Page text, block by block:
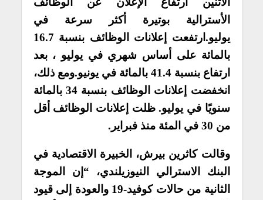
الأسترالية بوتيرة أكثر سرعة في
يوليو.
ارتفعت إعلانات الوظائف بنسبة 16.7
بالمائة على أساس شهري في يوليو ، بعد
ارتفاع بنسبة 41.4 بالمائة في يونيو.
ومع ذلك،
انخفضت إعلانات الوظائف بنسبة 34 بالمائة
سنويًا في يوليو. ظلت إعلانات الوظائف أقل
من 30 في المئة منذ فبراير.
وقالت كاثرين بيرش، الخبيرة الاقتصادية في
البنك الاسترالي النيوزيلندي، “إن الموجة
الثانية من حالات كوفيد-19 والعودة إلى قيود